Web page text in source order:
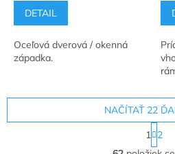
DETAIL
Oceľová dverová / okenná
západka.
O
NAČÍTAŤ 22
S
t
r
1 2